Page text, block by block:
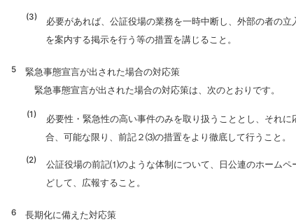
必要があれば、公証役場の業務を一時中断し、外部の者の立
を案内する掲示を行う等の措置を講じること。
緊急事態宣言が出された場合の対応策
緊急事態宣言が出された場合の対応策は、次のとおりです。
必要性・緊急性の高い事件のみを取り扱うこととし、それに
合、可能な限り、前記２⑶の措置をより徹底して行うこと。
公証役場の前記⑴のような体制について、日公連のホームペ
どして、広報すること。
長期化に備えた対応策